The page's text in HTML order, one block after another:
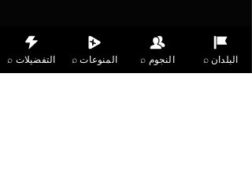
⌕ التفضيلات ⌕ المنوعات ⌕ النجوم ⌕ البلدان